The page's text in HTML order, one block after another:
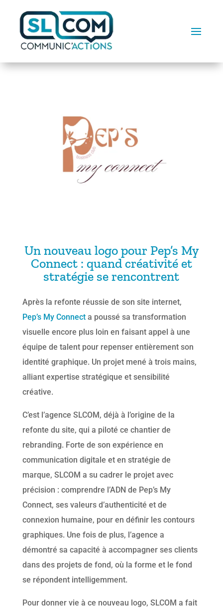
Un nouveau logo pour Pep’s My
Connect : quand créativité et
stratégie se rencontrent
Après la refonte réussie de son site internet,
Pep’s My Connecta poussé sa transformation
visuelle encore plus loin en faisant appel à une
équipe de talent pour repenser entièrement son
identité graphique. Un projet mené à trois mains,
alliant expertise stratégique et sensibilité
créative.
C’est l’agence SLCOM, déjà à l’origine de la
refonte du site, qui a piloté ce chantier de
rebranding. Forte de son expérience en
communication digitale et en stratégie de
marque, SLCOM a su cadrer le projet avec
précision : comprendre l’ADN de Pep’s My
Connect, ses valeurs d’authenticité et de
connexion humaine, pour en définir les contours
graphiques. Une fois de plus, l’agence a
démontré sa capacité à accompagner ses clients
dans des projets de fond, où la forme et le fond
se répondent intelligemment.
Pour donner vie à ce nouveau logo, SLCOM a fait